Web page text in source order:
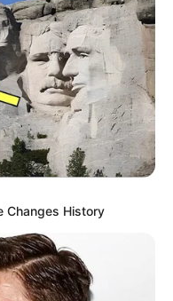
Changes History